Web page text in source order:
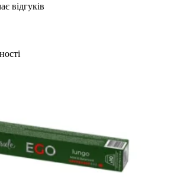
відгуків